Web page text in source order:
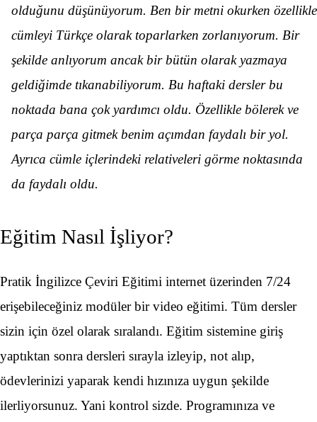
olduğunu düşünüyorum. Ben bir metni okurken özellikle
cümleyi Türkçe olarak toparlarken zorlanıyorum. Bir
şekilde anlıyorum ancak bir bütün olarak yazmaya
geldiğimde tıkanabiliyorum. Bu haftaki dersler bu
noktada bana çok yardımcı oldu. Özellikle bölerek ve
parça parça gitmek benim açımdan faydalı bir yol.
Ayrıca cümle içlerindeki relativeleri görme noktasında
da faydalı oldu.
Eğitim Nasıl İşliyor?
Pratik İngilizce Çeviri Eğitimi internet üzerinden 7/24
erişebileceğiniz modüler bir video eğitimi. Tüm dersler
sizin için özel olarak sıralandı. Eğitim sistemine giriş
yaptıktan sonra dersleri sırayla izleyip, not alıp,
ödevlerinizi yaparak kendi hızınıza uygun şekilde
ilerliyorsunuz. Yani kontrol sizde. Programınıza ve